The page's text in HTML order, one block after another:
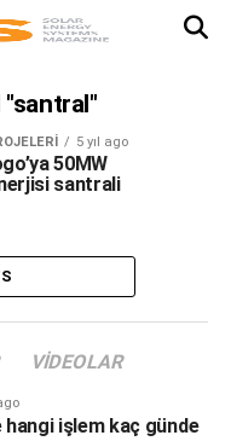
5 yıl ago
50MW
santrali
VIDEOLAR
hangi işlem kaç günde